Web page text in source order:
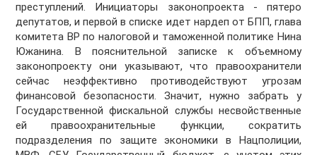
преступлений. Инициаторы законопроекта - пятеро
депутатов, и первой в списке идет нардеп от БПП, глава
комитета ВР по налоговой и таможенной политике Нина
Южанина. В пояснительной записке к объемному
законопроекту они указывают, что правоохранители
сейчас неэффективно противодействуют угрозам
финансовой безопасности. Значит, нужно забрать у
Государственной фискальной службы несвойственные
ей правоохранительные функции, сократить
подразделения по защите экономики в Нацполиции,